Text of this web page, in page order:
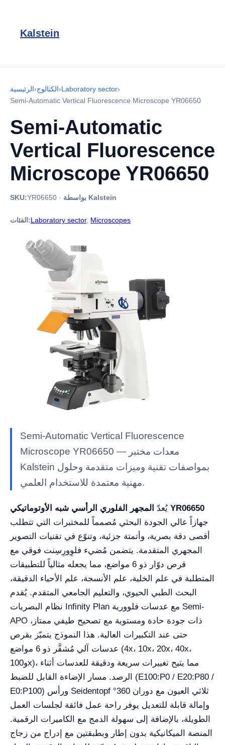
Kalstein
الرئيسية›الكتالوج›Laboratory sector›
Semi-Automatic Vertical Fluorescence Microscope YR06650
Semi-Automatic
Vertical Fluorescence
Microscope YR06650
SKU:YR06650 · بواسطة Kalstein
الفئات:Laboratory sector, Microscopes
Semi-Automatic Vertical Fluorescence
Microscope YR06650 — معدات مختبر
Kalstein بمواصفات تقنية وميزات متقدمة وحلول
مهنية معتمدة للاستخدام العلمي.
يُعدّ المجهر الفلوري الرأسي شبه الأوتوماتيكي YR06650
جهازاً عالي الجودة البحثي مُصمماً للمختبرات التي تتطلب
أقصى دقة بصرية، وأتمتة جزئية، وتنوّع في تقنيات التصوير
المجهري المتقدمة. يتضمن مُضيء فلوِورِسِنت فوقي مع
قرص دوّار ذو 6 مواضع، مما يجعله مثالياً للتطبيقات
المتطلبة في علم الخلية، علم الأنسجة، علم الأحياء الدقيقة،
البحث الطبي الحيوي، والتعليم الجامعي المتقدم. يُقدم
نظام البصريات Infinity Plan مع عدسات فلوورية Semi-
APO ذات جودة حادة ومستوية مع تصحيح طيفي ممتاز،
حتى عند التكبيرات العالية. هذا النموذج يتميّز بقرص
عدسات آلي مُشفَّر ذو 6 مواضع (4x، 10x، 20x، 40x،
و100x)، مما يتيح تغييرات سريعة ودقيقة للعدسات أثناء
الرصد. مسار الإضاءة القابل للضبط (E100:P0 / E20:P80 /
E0:P100) ورأس Seidentopf ثلاثي العيون مع دوران 360°
وإمالة قابلة للتعديل يوفر راحة عمل فائقة لجلسات العمل
الطويلة، بالإضافة إلى سهولة الدمج مع الكاميرات الرقمية.
المنصة الميكانيكية بدون إطار وبطبقتين مع إدراج من زجاج